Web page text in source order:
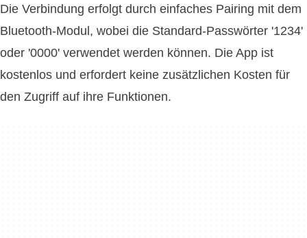
Die Verbindung erfolgt durch einfaches Pairing mit dem
Bluetooth-Modul, wobei die Standard-Passwörter '1234'
oder '0000' verwendet werden können. Die App ist
kostenlos und erfordert keine zusätzlichen Kosten für
den Zugriff auf ihre Funktionen.